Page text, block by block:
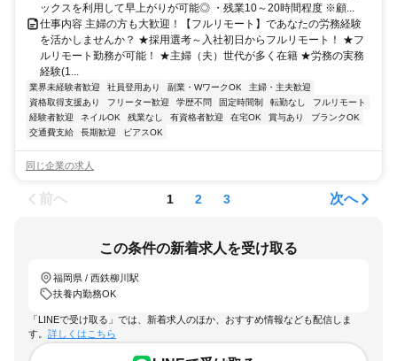
ックスを利用して早上がりが可能◎ ・残業10～20時間程度 ※顧...
仕事内容 主婦の方も大歓迎！【フルリモート】であなたの労務経験
を活かしませんか？ ★採用選考～入社初日からフルリモート！ ★フ
ルリモート勤務が可能！ ★主婦（夫）世代が多く在籍 ★労務の実務
経験(1...
業界未経験者歓迎 社員登用あり 副業・WワークOK
主婦・主夫歓迎
資格取得支援あり
フリーター歓迎 学歴不問 固定時間制 転勤なし
フルリモート
経験者歓迎
ネイルOK 残業なし 有資格者歓迎 在宅OK 賞与あり
ブランクOK
交通費支給
長期歓迎 ピアスOK
同じ企業の求人
前へ 1 2 3 次へ
この条件の新着求人を受け取る
福岡県 / 西鉄柳川駅
扶養内勤務OK
「LINEで受け取る」では、新着求人のほか、おすすめ情報なども配信しま
す。 詳しくはこちら